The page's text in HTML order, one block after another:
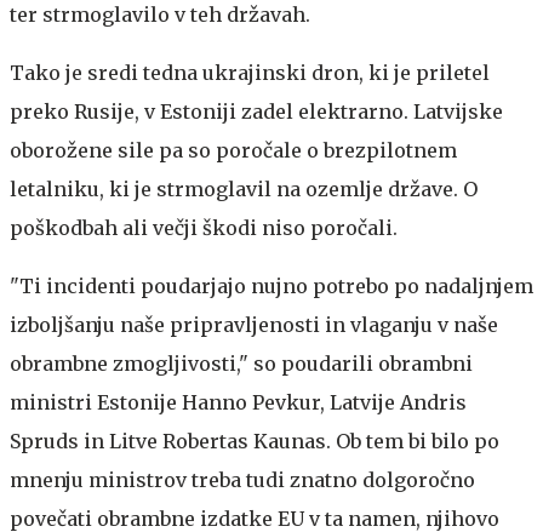
ter strmoglavilo v teh državah.
Tako je sredi tedna ukrajinski dron, ki je priletel
preko Rusije, v Estoniji zadel elektrarno. Latvijske
oborožene sile pa so poročale o brezpilotnem
letalniku, ki je strmoglavil na ozemlje države. O
poškodbah ali večji škodi niso poročali.
"Ti incidenti poudarjajo nujno potrebo po nadaljnjem
izboljšanju naše pripravljenosti in vlaganju v naše
obrambne zmogljivosti," so poudarili obrambni
ministri Estonije Hanno Pevkur, Latvije Andris
Spruds in Litve Robertas Kaunas. Ob tem bi bilo po
mnenju ministrov treba tudi znatno dolgoročno
povečati obrambne izdatke EU v ta namen, njihovo